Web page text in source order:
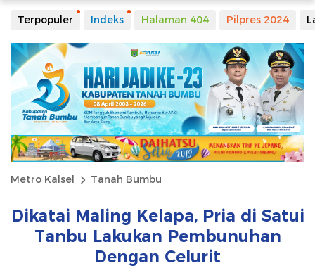
Terpopuler Indeks Halaman 404 Pilpres 2024
Metro Kalsel Tanah Bumbu
Dikatai Maling Kelapa, Pria di Satui
Tanbu Lakukan Pembunuhan
Dengan Celurit